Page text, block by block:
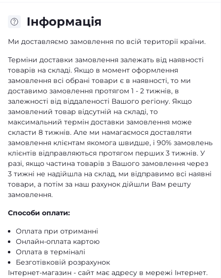
Iнформація
Ми доставляємо замовлення по всій території країни.
Терміни доставки замовлення залежать від наявності
товарів на складі. Якщо в момент оформлення
замовлення всі обрані товари є в наявності, то ми
доставимо замовлення протягом 1 - 2 тижнів, в
залежності від віддаленості Вашого регіону. Якщо
замовлений товар відсутній на складі, то
максимальний термін доставки замовлення може
скласти 8 тижнів. Але ми намагаємося доставляти
замовлення клієнтам якомога швидше, і 90% замовлень
клієнтів відправляються протягом перших 3 тижнів. У
разі, якщо частина товарів з Вашого замовлення через
3 тижні не надійшла на склад, ми відправимо всі наявні
товари, а потім за наш рахунок дійшли Вам решту
замовлення.
Способи оплати:
Оплата при отриманні
Онлайн-оплата картою
Оплата в терміналі
Безготівковій розрахунок
Інтернет-магазин - сайт має адресу в мережі Інтернет.